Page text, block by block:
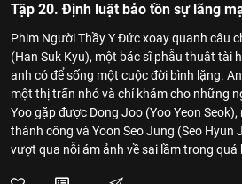
Tập 20. Định luật bảo tồn sự lãng
Phim Người Thầy Y Đức xoay quanh câu
(Han Suk Kyu), một bác sĩ phẫu thuật tài
anh có để sống một cuộc đời bình lặng.
một thị trấn nhỏ và chỉ khám cho những
Yoo gặp được Dong Joo (Yoo Yeon
thành công và Yoon Seo Jung (Seo Hyun
vượt qua nỗi ám ảnh về sai lầm trong quá